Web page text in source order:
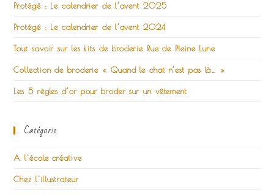
Protégé : Le calendrier de l’avent 2025
Protégé : Le calendrier de l’avent 2024
Tout savoir sur les kits de broderie Rue de Pleine Lune
Collection de broderie « Quand le chat n’est pas là… »
Les 5 règles d’or pour broder sur un vêtement
Catégorie
A l'école créative
Chez l'illustrateur